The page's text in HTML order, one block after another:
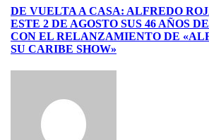
DE VUELTA A CASA: ALFREDO
ESTE 2 DE AGOSTO SUS 46 AÑOS
CON EL RELANZAMIENTO DE
SU CARIBE SHOW»